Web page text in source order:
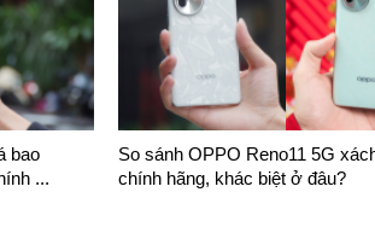
bao
...
So sánh OPPO Reno11 5G
chính hãng, khác biệt ở đâu?